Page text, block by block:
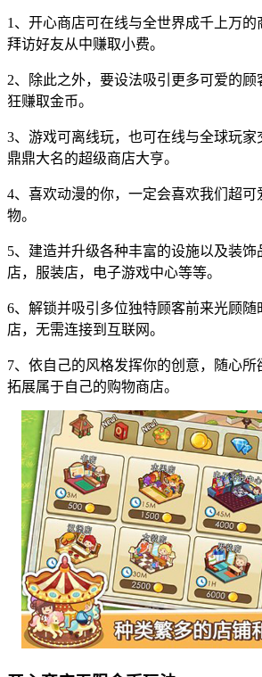
1、开心商店可在线与全世界成千上万的
拜访好友从中赚取小费。
2、除此之外，要设法吸引更多可爱的
狂赚取金币。
3、游戏可离线玩，也可在线与全球玩家
鼎鼎大名的超级商店大亨。
4、喜欢动漫的你，一定会喜欢我们超可
物。
5、建造并升级各种丰富的设施以及装
店，服装店，电子游戏中心等等。
6、解锁并吸引多位独特顾客前来光顾随
店，无需连接到互联网。
7、依自己的风格发挥你的创意，随心所
拓展属于自己的购物商店。